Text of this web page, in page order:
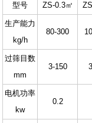
型号
ZS-0.3㎡
生产能力
kg/h
80-300
过筛目数
mm
3-150
电机功率
kw
0.2